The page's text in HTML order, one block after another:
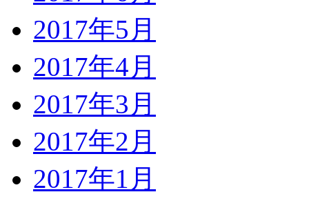
2017年5月
2017年4月
2017年3月
2017年2月
2017年1月